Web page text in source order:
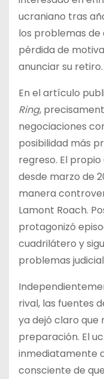
ucraniano tras
los problemas de
pérdida de
anunciar su retiro.
En el artículo
Ring,
negociaciones
posibilidad más
regreso. El
desde marzo de
manera
Lamont Roach.
protagonizó
cuadrilátero y
problemas
rival, las fuentes
ya dejó claro que
preparación. El
inmediatamente
consciente de